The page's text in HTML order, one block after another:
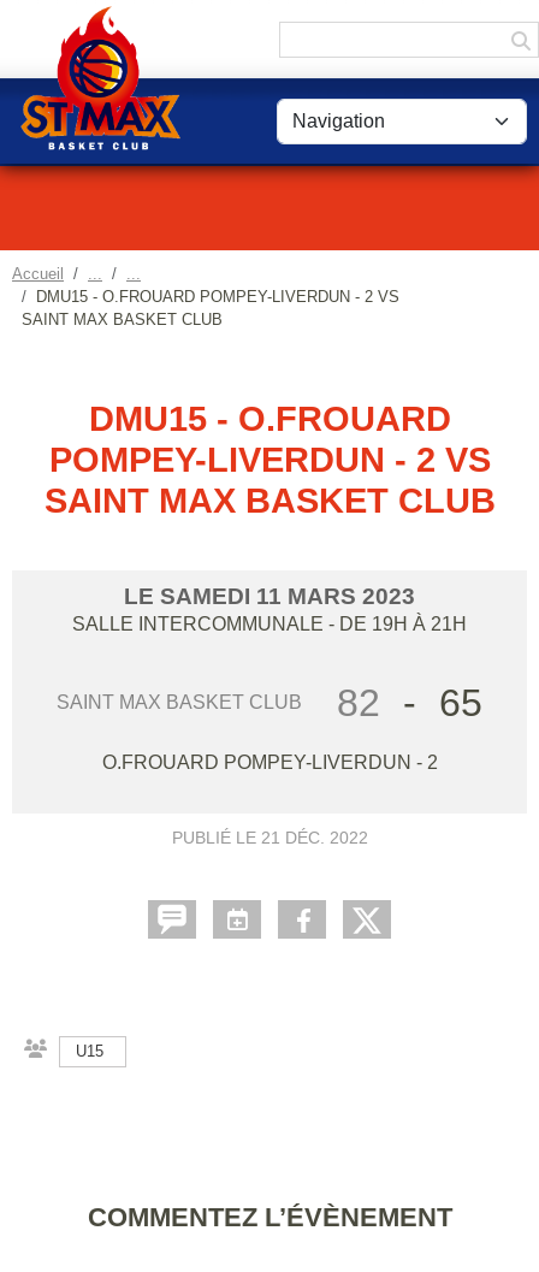
Accueil
DMU15 - O.FROUARD POMPEY-LIVERDUN - 2 VS
SAINT MAX BASKET CLUB
DMU15 - O.FROUARD
POMPEY-LIVERDUN - 2 VS
SAINT MAX BASKET CLUB
LE SAMEDI 11 MARS 2023
SALLE INTERCOMMUNALE - DE 19H À 21H
SAINT MAX BASKET CLUB 82 - 65
O.FROUARD POMPEY-LIVERDUN - 2
PUBLIÉ LE 21 DÉC. 2022
U15
COMMENTEZ L’ÉVÈNEMENT
Panneau de gestion des cookies